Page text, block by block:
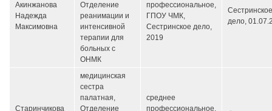
Акинжанова
Надежда
Максимовна
Отделение
реанимации и
интенсивной
терапии для
больных с
ОНМК
профессиональное,
ГПОУ ЧМК,
Сестринское дело,
2019
Сестринское
дело,
Старинчикова
медицинская
сестра
палатная,
Отделение
среднее
профессиональное,